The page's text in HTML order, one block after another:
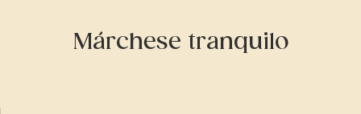
Márchese tranquilo